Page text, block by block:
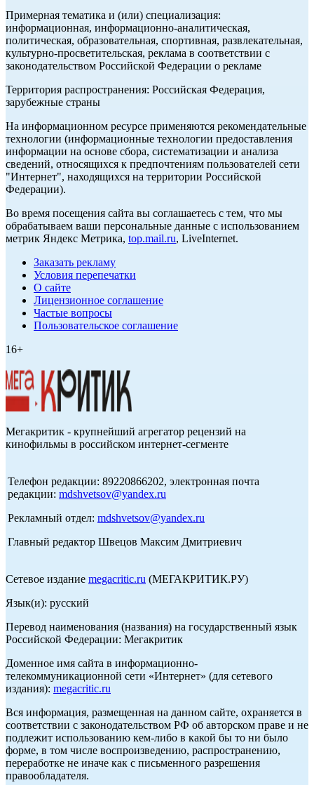
Примерная тематика и (или) специализация:
информационная, информационно-аналитическая,
политическая, образовательная, спортивная, развлекательная,
культурно-просветительская, реклама в соответствии с
законодательством Российской Федерации о рекламе
Территория распространения: Российская Федерация,
зарубежные страны
На информационном ресурсе применяются рекомендательные
технологии (информационные технологии предоставления
информации на основе сбора, систематизации и анализа
сведений, относящихся к предпочтениям пользователей сети
"Интернет", находящихся на территории Российской
Федерации).
Во время посещения сайта вы соглашаетесь с тем, что мы
обрабатываем ваши персональные данные с использованием
метрик Яндекс Метрика, top.mail.ru, LiveInternet.
Заказать рекламу
Условия перепечатки
О сайте
Лицензионное соглашение
Частые вопросы
Пользовательское соглашение
16+
Мегакритик - крупнейший агрегатор рецензий на
кинофильмы в российском интернет-сегменте
Телефон редакции: 89220866202, электронная почта
редакции: mdshvetsov@yandex.ru
Рекламный отдел: mdshvetsov@yandex.ru
Главный редактор Швецов Максим Дмитриевич
Сетевое издание megacritic.ru (МЕГАКРИТИК.РУ)
Язык(и): русский
Перевод наименования (названия) на государственный язык
Российской Федерации: Мегакритик
Доменное имя сайта в информационно-
телекоммуникационной сети «Интернет» (для сетевого
издания): megacritic.ru
Вся информация, размещенная на данном сайте, охраняется в
соответствии с законодательством РФ об авторском праве и не
подлежит использованию кем-либо в какой бы то ни было
форме, в том числе воспроизведению, распространению,
переработке не иначе как с письменного разрешения
правообладателя.